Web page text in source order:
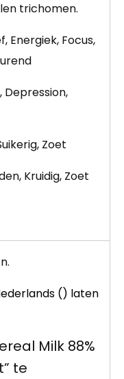
trichomen.
Energiek, Focus,
Depression,
Zoet
Kruidig, Zoet
() laten
Milk 88%
te